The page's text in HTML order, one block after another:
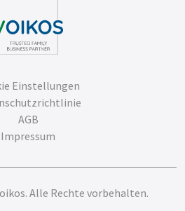
Einstellungen
AGB
Impressum
Alle Rechte vorbehalten.